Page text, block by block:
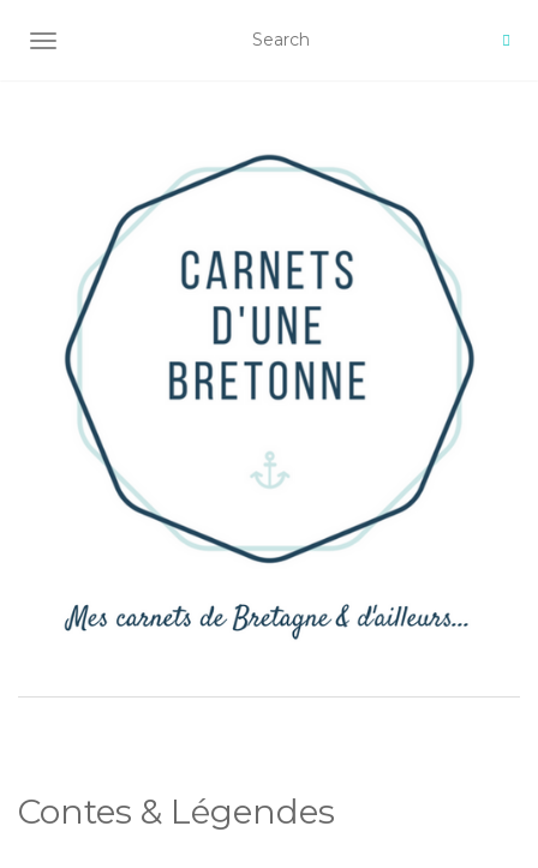
AFFICHER/MASQUER LA NAVIGATION
Contes & Légendes